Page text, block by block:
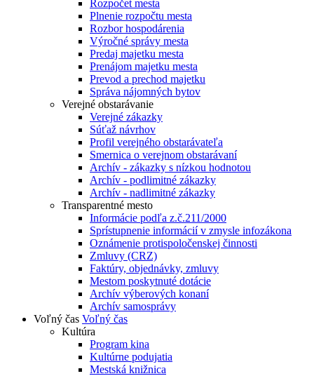
Rozpočet mesta
Plnenie rozpočtu mesta
Rozbor hospodárenia
Výročné správy mesta
Predaj majetku mesta
Prenájom majetku mesta
Prevod a prechod majetku
Správa nájomných bytov
Verejné obstarávanie
Verejné zákazky
Súťaž návrhov
Profil verejného obstarávateľa
Smernica o verejnom obstarávaní
Archív - zákazky s nízkou hodnotou
Archív - podlimitné zákazky
Archív - nadlimitné zákazky
Transparentné mesto
Informácie podľa z.č.211/2000
Sprístupnenie informácií v zmysle infozákona
Oznámenie protispoločenskej činnosti
Zmluvy (CRZ)
Faktúry, objednávky, zmluvy
Mestom poskytnuté dotácie
Archív výberových konaní
Archív samosprávy
Voľný čas Voľný čas
Kultúra
Program kina
Kultúrne podujatia
Mestská knižnica